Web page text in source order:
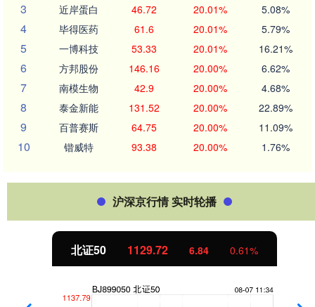
3 近岸蛋白 46.72 20.01% 5.08%
4 毕得医药 61.6 20.01% 5.79%
5 一博科技 53.33 20.01% 16.21%
6 方邦股份 146.16 20.00% 6.62%
7 南模生物 42.9 20.00% 4.68%
8 泰金新能 131.52 20.00% 22.89%
9 百普赛斯 64.75 20.00% 11.09%
10 锴威特 93.38 20.00% 1.76%
沪深京行情 实时轮播
创业板指 3577.20 61.64 1.75%